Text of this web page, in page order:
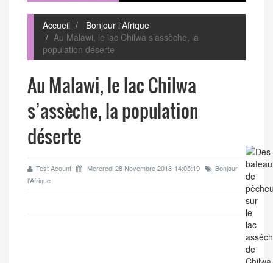
Accueil
Bonjour l'Afrique
Au Malawi, le lac Chilwa s’assèche, la
population déserte
Au Malawi, le lac Chilwa
s’assèche, la population
déserte
Test Acount Mercredi 28 Novembre 2018-14:05:19
Bonjour
l'Afrique